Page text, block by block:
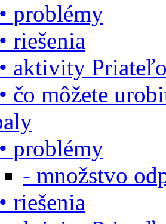
• problémy
• riešenia
• aktivity
• čo môžete
• problémy
- množstvo
• riešenia